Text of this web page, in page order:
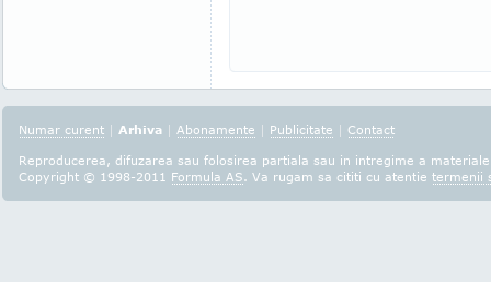
Numar curent | Arhiva | Abonamente | Publicitate | Contact
Reproducerea, difuzarea sau folosirea partiala sau in intregime a
Copyright © 1998-2011 Formula AS. Va rugam sa cititi cu atentie termenii